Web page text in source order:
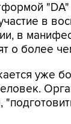
в
в
о более
уже